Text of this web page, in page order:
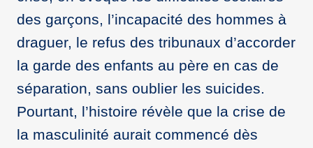
des garçons, l’incapacité des hommes à
draguer, le refus des tribunaux d’accorder
la garde des enfants au père en cas de
séparation, sans oublier les suicides.
Pourtant, l’histoire révèle que la crise de
la masculinité aurait commencé dès